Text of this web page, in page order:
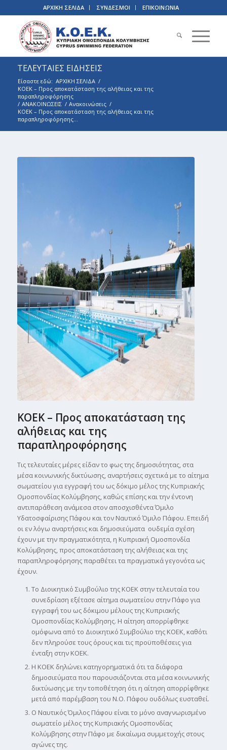
ΑΡΧΙΚΗ ΣΕΛΙΔΑ ΣΥΝΔΕΣΜΟΙ ΕΠΙΚΟΙΝΩΝΙΑ
ΤΕΛΕΥΤΑΙΕΣ ΕΙΔΗΣΕΙΣ
Είσαστε εδώ: ΑΡΧΙΚΗ ΣΕΛΙΔΑ /
ΚΟΕΚ – Προς αποκατάσταση της αλήθειας και της
παραπληροφόρησης
/ ΑΝΑΚΟΙΝΩΣΕΙΣ / Ανακοινώσεις /
ΚΟΕΚ – Προς αποκατάσταση της αλήθειας και της
παραπληροφόρησης...
ΚΟΕΚ – Προς αποκατάσταση της
αλήθειας και της
παραπληροφόρησης
Τις τελευταίες μέρες είδαν το φως της δημοσιότητας, στα
μέσα κοινωνικής δικτύωσης, αναρτήσεις σχετικά με το αίτημα
σωματείου για εγγραφή του ως δόκιμο μέλος της Κυπριακής
Ομοσπονδίας Κολύμβησης, καθώς επίσης και την έντονη
αντιπαράθεση ανάμεσα στον αποσχισθέντα Όμιλο
Υδατοσφαίρισης Πάφου και τον Ναυτικό Όμιλο Πάφου. Επειδή
οι εν λόγω αναρτήσεις και δημοσιεύματα ουδεμία σχέση
έχουν με την πραγματικότητα, η Κυπριακή Ομοσπονδία
Κολύμβησης, προς αποκατάσταση της αλήθειας και της
παραπληροφόρησης παραθέτει τα πραγματικά γεγονότα ως
έχουν.
Το Διοικητικό Συμβούλιο της ΚΟΕΚ στην τελευταία του
συνεδρίαση εξέτασε αίτημα σωματείου στην Πάφο για
εγγραφή του ως δόκιμου μέλους της Κυπριακής
Ομοσπονδίας Κολύμβησης. Η αίτηση απορρίφθηκε
ομόφωνα από το Διοικητικό Συμβούλιο της ΚΟΕΚ, καθότι
δεν πληρούσε τους όρους και τις προϋποθέσεις για
ένταξη στην ΚΟΕΚ.
Η ΚΟΕΚ δηλώνει κατηγορηματικά ότι τα διάφορα
δημοσιεύματα που παρουσιάζονται στα μέσα κοινωνικής
δικτύωσης με την τοποθέτηση ότι η αίτηση απορρίφθηκε
μετά από παρέμβαση του Ν.Ο. Πάφου ουδόλως ευσταθεί.
Ο Ναυτικός Όμιλος Πάφου είναι το μόνο αναγνωρισμένο
σωματείο μέλος της Κυπριακής Ομοσπονδίας
Κολύμβησης στην Πάφο με δικαίωμα συμμετοχής στους
αγώνες της.